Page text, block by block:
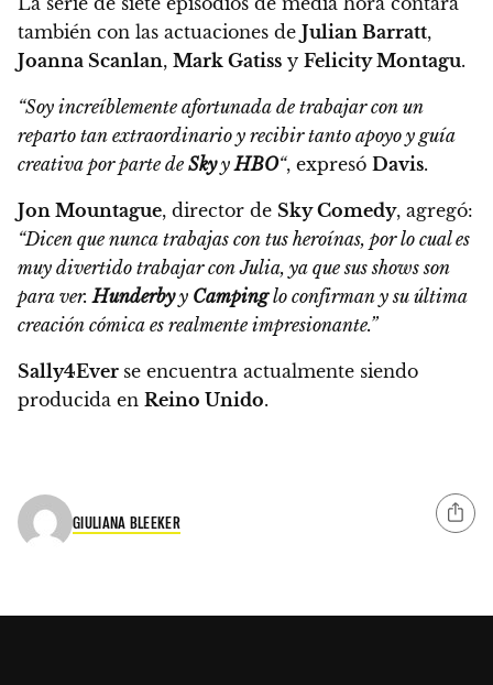
también con las actuaciones de Julian Barratt,
Joanna Scanlan, Mark Gatiss y Felicity Montagu.
“Soy increíblemente afortunada de trabajar con un
reparto tan extraordinario y recibir tanto apoyo y guía
creativa por parte de SkyyHBO“, expresó Davis.
Jon Mountague, director de Sky Comedy, agregó:
“Dicen que nunca trabajas con tus heroínas, por lo cual es
muy divertido trabajar con Julia, ya que sus shows son
para ver.Hunderbyy Campinglo confirman y su última
creación cómica es realmente impresionante.”
Sally4Ever se encuentra actualmente siendo
producida en Reino Unido.
GIULIANA BLEEKER